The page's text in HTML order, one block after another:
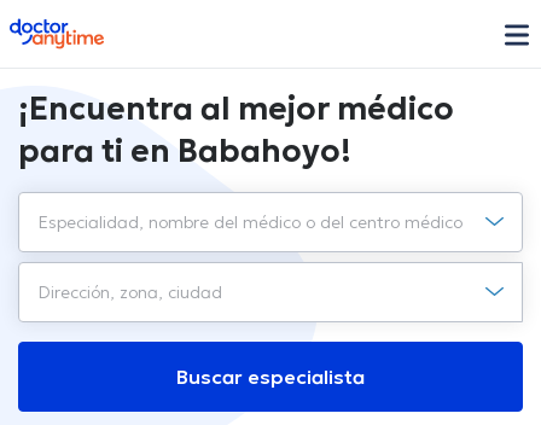
doctoranytime
¡Encuentra al mejor médico
para ti en Babahoyo!
Buscar especialista